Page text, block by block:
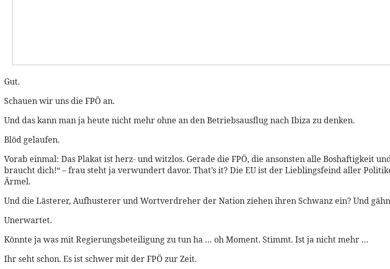
Gut.
Schauen wir uns die FPÖ an.
Und das kann man ja heute nicht mehr ohne an den Betriebsausflug nach Ibiza zu denken.
Blöd gelaufen.
Vorab einmal: Das Plakat ist herz- und witzlos. Gerade die FPÖ, die ansonsten alle Boshaftigkeit
braucht dich!“ – frau steht ja verwundert davor. That’s it? Die EU ist der Lieblingsfeind aller
Ärmel.
Und die Lästerer, Aufhusterer und Wortverdreher der Nation ziehen ihren Schwanz ein? Und
Unerwartet.
Könnte ja was mit Regierungsbeteiligung zu tun ha … oh Moment. Stimmt. Ist ja nicht mehr …
Ihr seht schon. Es ist schwer mit der FPÖ zur Zeit.